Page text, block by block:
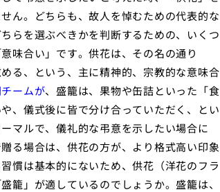
ん。どちらも、故人を悼むための代表的な
らを選ぶべきかを判断するための、いくつ
味合い」です。供花は、その名の通り
る、という、主に精神的、宗教的な意味合
ームが、盛籠は、果物や缶詰といった「食
、儀式後に皆で分け合っていただく、とい
マルで、儀礼的な弔意を示したい場合に
る場合は、供花の方が、より格式高い印象
慣は基本的にないため、供花（洋花のフラ
籠」が適しているのでしょうか。盛籠は、